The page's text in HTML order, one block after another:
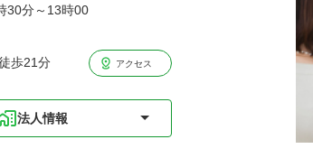
30分～13時00
歩21分 アクセス
法人情報